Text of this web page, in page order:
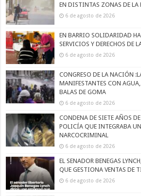
EN DISTINTAS ZONAS DE LA
6 de agosto de 2026
EN BARRIO SOLIDARIDAD
SERVICIOS Y DERECHOS DE
6 de agosto de 2026
CONGRESO DE LA NACIÓN
MANIFESTANTES CON
BALAS DE GOMA
6 de agosto de 2026
CONDENA DE SIETE AÑOS
POLICÍA QUE INTEGRABA
NARCOCRIMINAL
6 de agosto de 2026
EL SENADOR BENEGAS
QUE GESTIONA VENTAS DE
6 de agosto de 2026